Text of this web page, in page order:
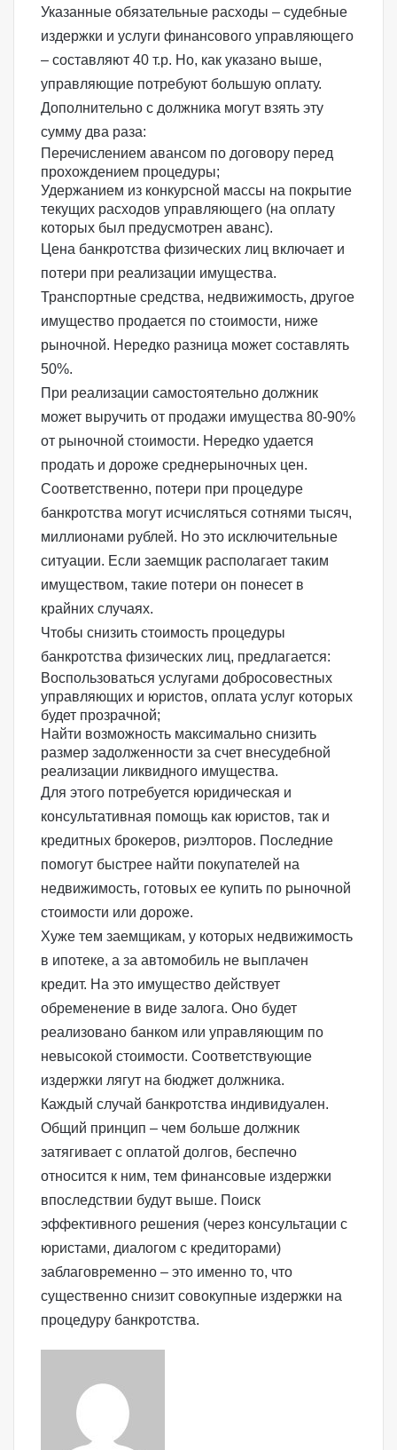
Указанные обязательные расходы – судебные
издержки и услуги финансового управляющего
– составляют 40 т.р. Но, как указано выше,
управляющие потребуют большую оплату.
Дополнительно с должника могут взять эту
сумму два раза:
Перечислением авансом по договору перед
прохождением процедуры;
Удержанием из конкурсной массы на покрытие
текущих расходов управляющего (на оплату
которых был предусмотрен аванс).
Цена банкротства физических лиц включает и
потери при реализации имущества.
Транспортные средства, недвижимость, другое
имущество продается по стоимости, ниже
рыночной. Нередко разница может составлять
50%.
При реализации самостоятельно должник
может выручить от продажи имущества 80-90%
от рыночной стоимости. Нередко удается
продать и дороже среднерыночных цен.
Соответственно, потери при процедуре
банкротства могут исчисляться сотнями тысяч,
миллионами рублей. Но это исключительные
ситуации. Если заемщик располагает таким
имуществом, такие потери он понесет в
крайних случаях.
Чтобы снизить стоимость процедуры
банкротства физических лиц, предлагается:
Воспользоваться услугами добросовестных
управляющих и юристов, оплата услуг которых
будет прозрачной;
Найти возможность максимально снизить
размер задолженности за счет внесудебной
реализации ликвидного имущества.
Для этого потребуется юридическая и
консультативная помощь как юристов, так и
кредитных брокеров, риэлторов. Последние
помогут быстрее найти покупателей на
недвижимость, готовых ее купить по рыночной
стоимости или дороже.
Хуже тем заемщикам, у которых недвижимость
в ипотеке, а за автомобиль не выплачен
кредит. На это имущество действует
обременение в виде залога. Оно будет
реализовано банком или управляющим по
невысокой стоимости. Соответствующие
издержки лягут на бюджет должника.
Каждый случай банкротства индивидуален.
Общий принцип – чем больше должник
затягивает с оплатой долгов, беспечно
относится к ним, тем финансовые издержки
впоследствии будут выше. Поиск
эффективного решения (через консультации с
юристами, диалогом с кредиторами)
заблаговременно – это именно то, что
существенно снизит совокупные издержки на
процедуру банкротства.